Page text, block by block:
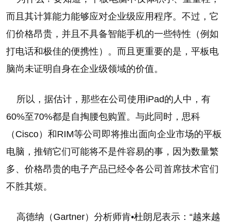
而且其计算能力能够应对企业级应用程序。不过，它
们价格昂贵，并且不具备智能手机的一些特性（例如
打电话和极佳的便携性）。而且更重要的是，平板电
脑尚未证明自身在企业级领域的价值。
所以，据估计，那些在公司使用iPad的人中，有
60%至70%都是自掏腰包购置。与此同时，思科
（Cisco）和RIM等公司即将推出面向企业市场的平板
电脑，推销它们可能将不是件容易的事，因为数量繁
多、价格昂贵的电子产品已经令各公司首席技术官们
不胜其烦。
高德纳（Gartner）分析师肯•杜朗尼表示：“越来越